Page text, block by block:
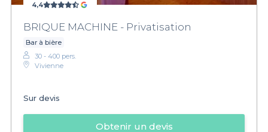
4,4
BRIQUE MACHINE - Privatisation
Bar à bière
30 - 400 pers.
Vivienne
Sur devis
Obtenir un devis